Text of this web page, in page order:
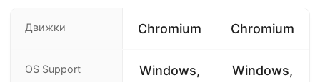
Движки Chromium Chromium
OS Support
Windows,
Windows,